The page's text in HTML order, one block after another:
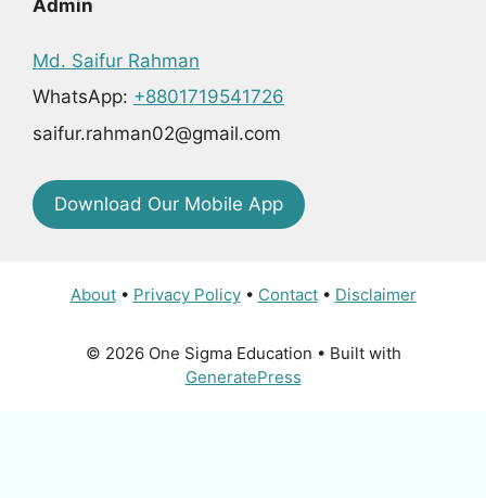
Admin
Md. Saifur Rahman
WhatsApp: +8801719541726
saifur.rahman02@gmail.com
Download Our Mobile App
About• Privacy Policy• Contact• Disclaimer
© 2026 One Sigma Education • Built with
GeneratePress